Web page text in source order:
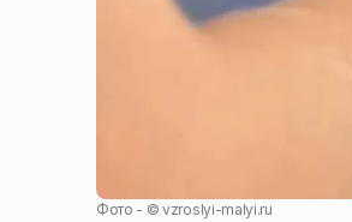
Фото - ©vzroslyi-malyi.ru